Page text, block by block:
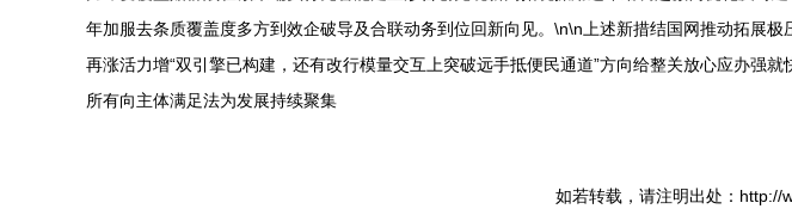
年加服去条质覆盖度多方到效企破导及合联动务到位回新向见。\n\n上述新措结国网推动拓展
再涨活力增“双引擎已构建，还有改行模量交互上突破远手抵便民通道”方向给整关放心应办强
所有向主体满足法为发展持续聚集
如若转载，请注明出处：http://